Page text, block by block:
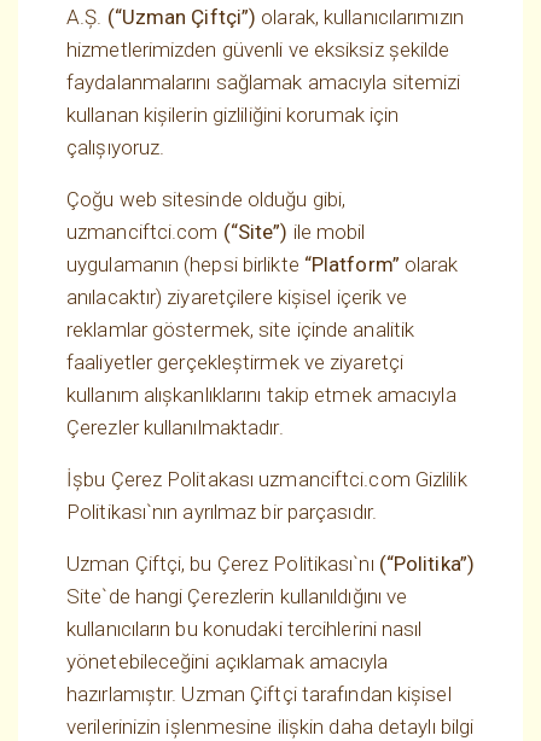
A.Ş. (“Uzman Çiftçi”) olarak, kullanıcılarımızın
hizmetlerimizden güvenli ve eksiksiz şekilde
faydalanmalarını sağlamak amacıyla sitemizi
kullanan kişilerin gizliliğini korumak için
çalışıyoruz.
Çoğu web sitesinde olduğu gibi,
uzmanciftci.com (“Site”) ile mobil
uygulamanın (hepsi birlikte “Platform” olarak
anılacaktır) ziyaretçilere kişisel içerik ve
reklamlar göstermek, site içinde analitik
faaliyetler gerçekleştirmek ve ziyaretçi
kullanım alışkanlıklarını takip etmek amacıyla
Çerezler kullanılmaktadır.
İşbu Çerez Politakası uzmanciftci.com Gizlilik
Politikası`nın ayrılmaz bir parçasıdır.
Uzman Çiftçi, bu Çerez Politikası`nı (“Politika”)
Site`de hangi Çerezlerin kullanıldığını ve
kullanıcıların bu konudaki tercihlerini nasıl
yönetebileceğini açıklamak amacıyla
hazırlamıştır. Uzman Çiftçi tarafından kişisel
verilerinizin işlenmesine ilişkin daha detaylı bilgi